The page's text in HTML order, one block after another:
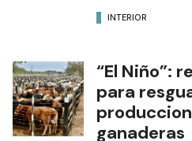
INTERIOR
“El Niño”:
para
ganaderas